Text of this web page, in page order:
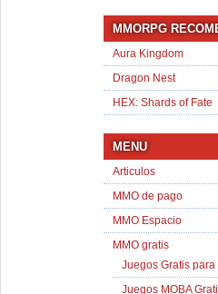
MMORPG
Aura Kingdom
Dragon Nest
HEX: Shards of Fate
MENU
Articulos
MMO de pago
MMO Espacio
MMO gratis
Juegos Gratis para
Juegos MOBA